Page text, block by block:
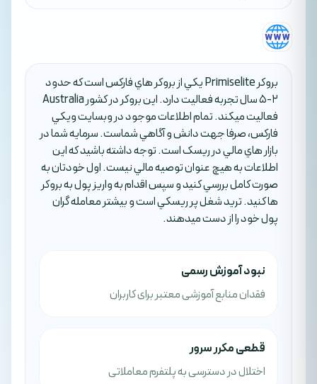
بروکر Primiselite يکي از بروکر هاي فارکس است که حدود
2-5 سال تجربه فعاليت دارد. اين بروکر در کشور Australia
فعاليت ميکند. تمام اطلاعات موجود در وبسايت ويکي
فارکس، صرفا جهت دانش و آگاهي شماست. سرمايه شما در
بازار هاي مالي در ريسک است. توجه داشته باشيد که اين
اطلاعات به هيچ عنوان توصيه مالي نيست. اول خودتان به
صورت کامل بررسي کنيد و سپس اقدام به واريز پول به بروکر
ها کنيد. تريد شغل پر ريسکي است و بيشتر معامله گران
پول خود را از دست ميدهند.
نبود آموزش رسمی
فقدان منابع آموزشی معتبر برای کاربران
قطعی مکرر سرور
اختلال در دسترسی به پلتفرم معاملاتی